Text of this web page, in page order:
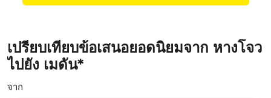
เปรียบเทียบข้อเสนอยอดนิยมจาก หางโจว
ไปยัง เมดัน*
จาก